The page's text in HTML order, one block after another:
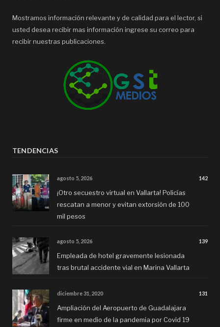
Mostramos información relevante y de calidad para el lector, si
usted desea recibir mas información ingrese su correo para
recibir nuestras publicaciones.
TENDENCIAS
agosto 5, 2026 142
¡Otro secuestro virtual en Vallarta! Policías
rescatan a menor y evitan extorsión de 100
mil pesos
agosto 5, 2026 139
Empleada de hotel gravemente lesionada
tras brutal accidente vial en Marina Vallarta
diciembre 31, 2020 131
Ampliación del Aeropuerto de Guadalajara
firme en medio de la pandemia por Covid 19